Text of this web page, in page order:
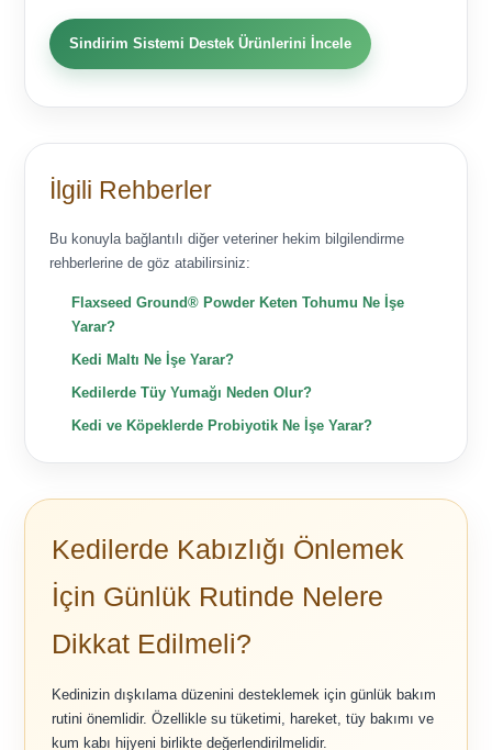
Sindirim Sistemi Destek Ürünlerini İncele
İlgili Rehberler
Bu konuyla bağlantılı diğer veteriner hekim bilgilendirme
rehberlerine de göz atabilirsiniz:
Flaxseed Ground® Powder Keten Tohumu Ne İşe
Yarar?
Kedi Maltı Ne İşe Yarar?
Kedilerde Tüy Yumağı Neden Olur?
Kedi ve Köpeklerde Probiyotik Ne İşe Yarar?
Kedilerde Kabızlığı Önlemek
İçin Günlük Rutinde Nelere
Dikkat Edilmeli?
Kedinizin dışkılama düzenini desteklemek için günlük bakım
rutini önemlidir. Özellikle su tüketimi, hareket, tüy bakımı ve
kum kabı hijyeni birlikte değerlendirilmelidir.